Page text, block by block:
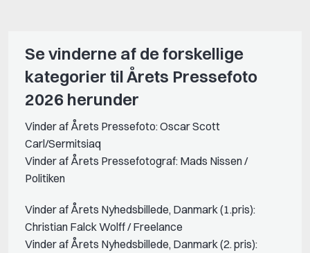
Se vinderne af de forskellige
kategorier til Årets Pressefoto
2026 herunder
Vinder af Årets Pressefoto: Oscar Scott
Carl/Sermitsiaq
Vinder af Årets Pressefotograf: Mads Nissen /
Politiken
Vinder af Årets Nyhedsbillede, Danmark (1.pris):
Christian Falck Wolff / Freelance
Vinder af Årets Nyhedsbillede, Danmark (2. pris):